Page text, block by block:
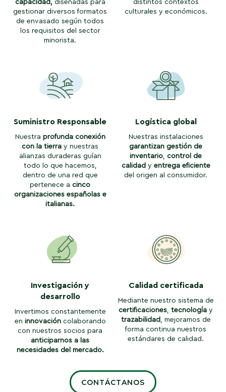
capacidad, diseñadas para
gestionar diversos formatos
de envasado según todos
los requisitos del sector
minorista.
distintos contextos
culturales y económicos.
Suministro Responsable
Nuestra profunda conexión
con la tierra y nuestras
alianzas duraderas guían
todo lo que hacemos,
dentro de una red que
pertenece acinco
organizaciones españolas e
italianas.
Logística global
Nuestras instalaciones
garantizan gestión de
inventario,control de
calidad y entrega eficiente
del origen al consumidor.
Investigación y
desarrollo
Invertimos constantemente
en innovacióncolaborando
con nuestros socios para
anticiparnos a las
necesidades del mercado.
Calidad certificada
Mediante nuestro sistema de
certificaciones,tecnología y
trazabilidad , mejoramos de
forma continua nuestros
estándares de calidad.
CONTÁCTANOS